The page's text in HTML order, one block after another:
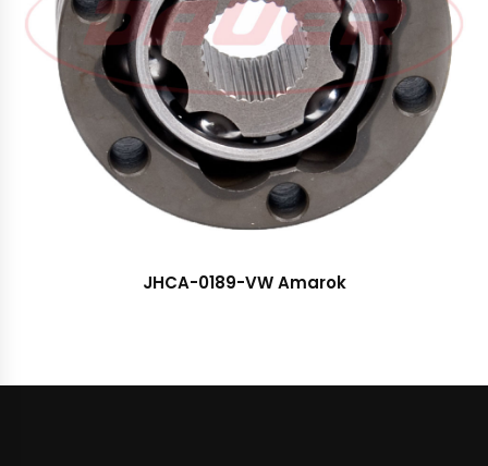
JHCA-0189-VW Amarok